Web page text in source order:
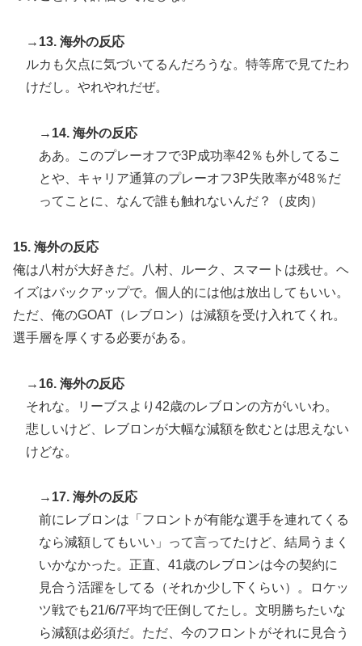
→13. 海外の反応
ルカも欠点に気づいてるんだろうな。特等席で見てたわ
けだし。やれやれだぜ。
→14. 海外の反応
ああ。このプレーオフで3P成功率42％も外してるこ
とや、キャリア通算のプレーオフ3P失敗率が48％だ
ってことに、なんで誰も触れないんだ？（皮肉）
15. 海外の反応
俺は八村が大好きだ。八村、ルーク、スマートは残せ。ヘ
イズはバックアップで。個人的には他は放出してもいい。
ただ、俺のGOAT（レブロン）は減額を受け入れてくれ。
選手層を厚くする必要がある。
→16. 海外の反応
それな。リーブスより42歳のレブロンの方がいいわ。
悲しいけど、レブロンが大幅な減額を飲むとは思えない
けどな。
→17. 海外の反応
前にレブロンは「フロントが有能な選手を連れてくる
なら減額してもいい」って言ってたけど、結局うまく
いかなかった。正直、41歳のレブロンは今の契約に
見合う活躍をしてる（それか少し下くらい）。ロケッ
ツ戦でも21/6/7平均で圧倒してたし。文明勝ちたいな
ら減額は必須だ。ただ、今のフロントがそれに見合う